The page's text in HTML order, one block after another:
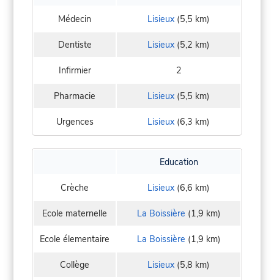
Médecin Lisieux (5,5 km)
Dentiste Lisieux (5,2 km)
Infirmier 2
Pharmacie Lisieux (5,5 km)
Urgences Lisieux (6,3 km)
Education
Crèche Lisieux (6,6 km)
Ecole maternelle La Boissière (1,9 km)
Ecole élementaire La Boissière (1,9 km)
Collège Lisieux (5,8 km)